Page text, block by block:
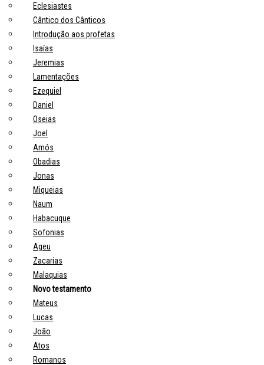
Eclesiastes
Cântico dos Cânticos
Introdução aos profetas
Isaías
Jeremias
Lamentações
Ezequiel
Daniel
Oseias
Joel
Amós
Obadias
Jonas
Miqueias
Naum
Habacuque
Sofonias
Ageu
Zacarias
Malaquias
Novo testamento
Mateus
Lucas
João
Atos
Romanos